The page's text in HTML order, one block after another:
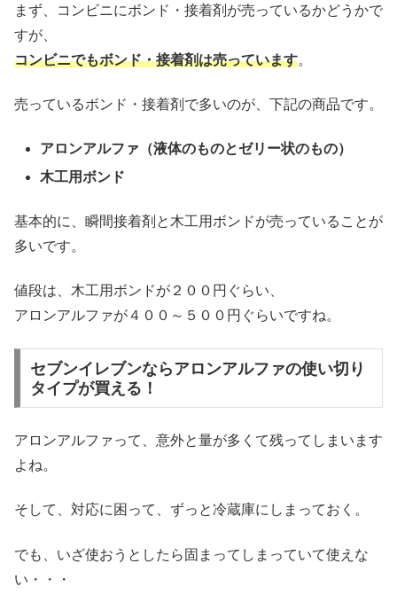
まず、コンビニにボンド・接着剤が売っているかどうかで
すが、
コンビニでもボンド・接着剤は売っています。
売っているボンド・接着剤で多いのが、下記の商品です。
アロンアルファ（液体のものとゼリー状のもの）
木工用ボンド
基本的に、瞬間接着剤と木工用ボンドが売っていることが
多いです。
値段は、木工用ボンドが２００円ぐらい、
アロンアルファが４００～５００円ぐらいですね。
セブンイレブンならアロンアルファの使い切り
タイプが買える！
アロンアルファって、意外と量が多くて残ってしまいます
よね。
そして、対応に困って、ずっと冷蔵庫にしまっておく。
でも、いざ使おうとしたら固まってしまっていて使えな
い・・・